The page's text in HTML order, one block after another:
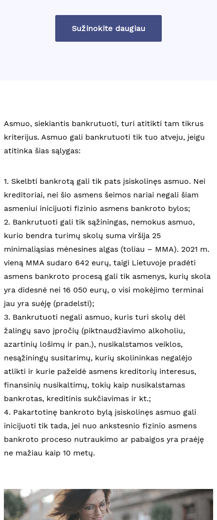
Sužinokite daugiau
Asmuo, siekiantis bankrutuoti, turi atitikti tam tikrus
kriterijus. Asmuo gali bankrutuoti tik tuo atveju, jeigu
atitinka šias sąlygas:
1. Skelbti bankrotą gali tik pats įsiskolinęs asmuo. Nei
kreditoriai, nei šio asmens šeimos nariai negali šiam
asmeniui inicijuoti fizinio asmens bankroto bylos;
2. Bankrutuoti gali tik sąžiningas, nemokus asmuo,
kurio bendra turimų skolų suma viršija 25
minimaliąsias mėnesines algas (toliau – MMA). 2021 m.
vieną MMA sudaro 642 eurų, taigi Lietuvoje pradėti
asmens bankroto procesą gali tik asmenys, kurių skola
yra didesnė nei 16 050 eurų, o visi mokėjimo terminai
jau yra suėję (pradelsti);
3. Bankrutuoti negali asmuo, kuris turi skolų dėl
žalingų savo įpročių (piktnaudžiavimo alkoholiu,
azartinių lošimų ir pan.), nusikalstamos veiklos,
nesąžiningų susitarimų, kurių skolininkas negalėjo
atlikti ir kurie pažeidė asmens kreditorių interesus,
finansinių nusikaltimų, tokių kaip nusikalstamas
bankrotas, kreditinis sukčiavimas ir kt.;
4. Pakartotinę bankroto bylą įsiskolinęs asmuo gali
inicijuoti tik tada, jei nuo ankstesnio fizinio asmens
bankroto proceso nutraukimo ar pabaigos yra praėję
ne mažiau kaip 10 metų.